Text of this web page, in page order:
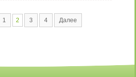
1 2 3 4 Далее